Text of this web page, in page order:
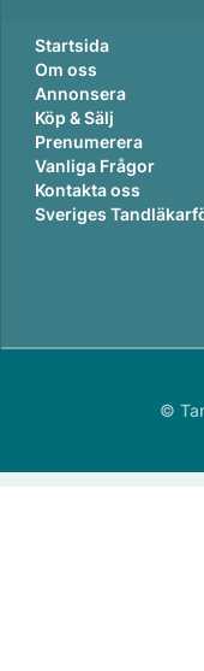
Startsida
Om oss
Annonsera
Köp & Sälj
Prenumerera
Vanliga Frågor
Kontakta oss
Sveriges
©